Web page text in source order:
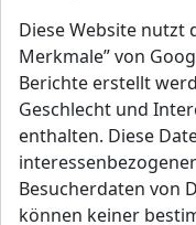
Diese Website nutzt
Merkmale” von
Berichte erstellt
Geschlecht und
enthalten. Diese
Besucherdaten von
können keiner